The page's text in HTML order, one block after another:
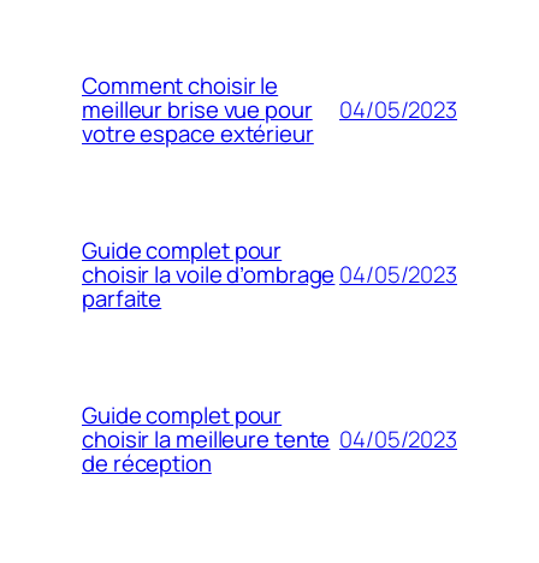
Comment choisir le
meilleur brise vue pour
votre espace extérieur
04/05/2023
Guide complet pour
choisir la voile d’ombrage
parfaite
04/05/2023
Guide complet pour
choisir la meilleure tente
de réception
04/05/2023